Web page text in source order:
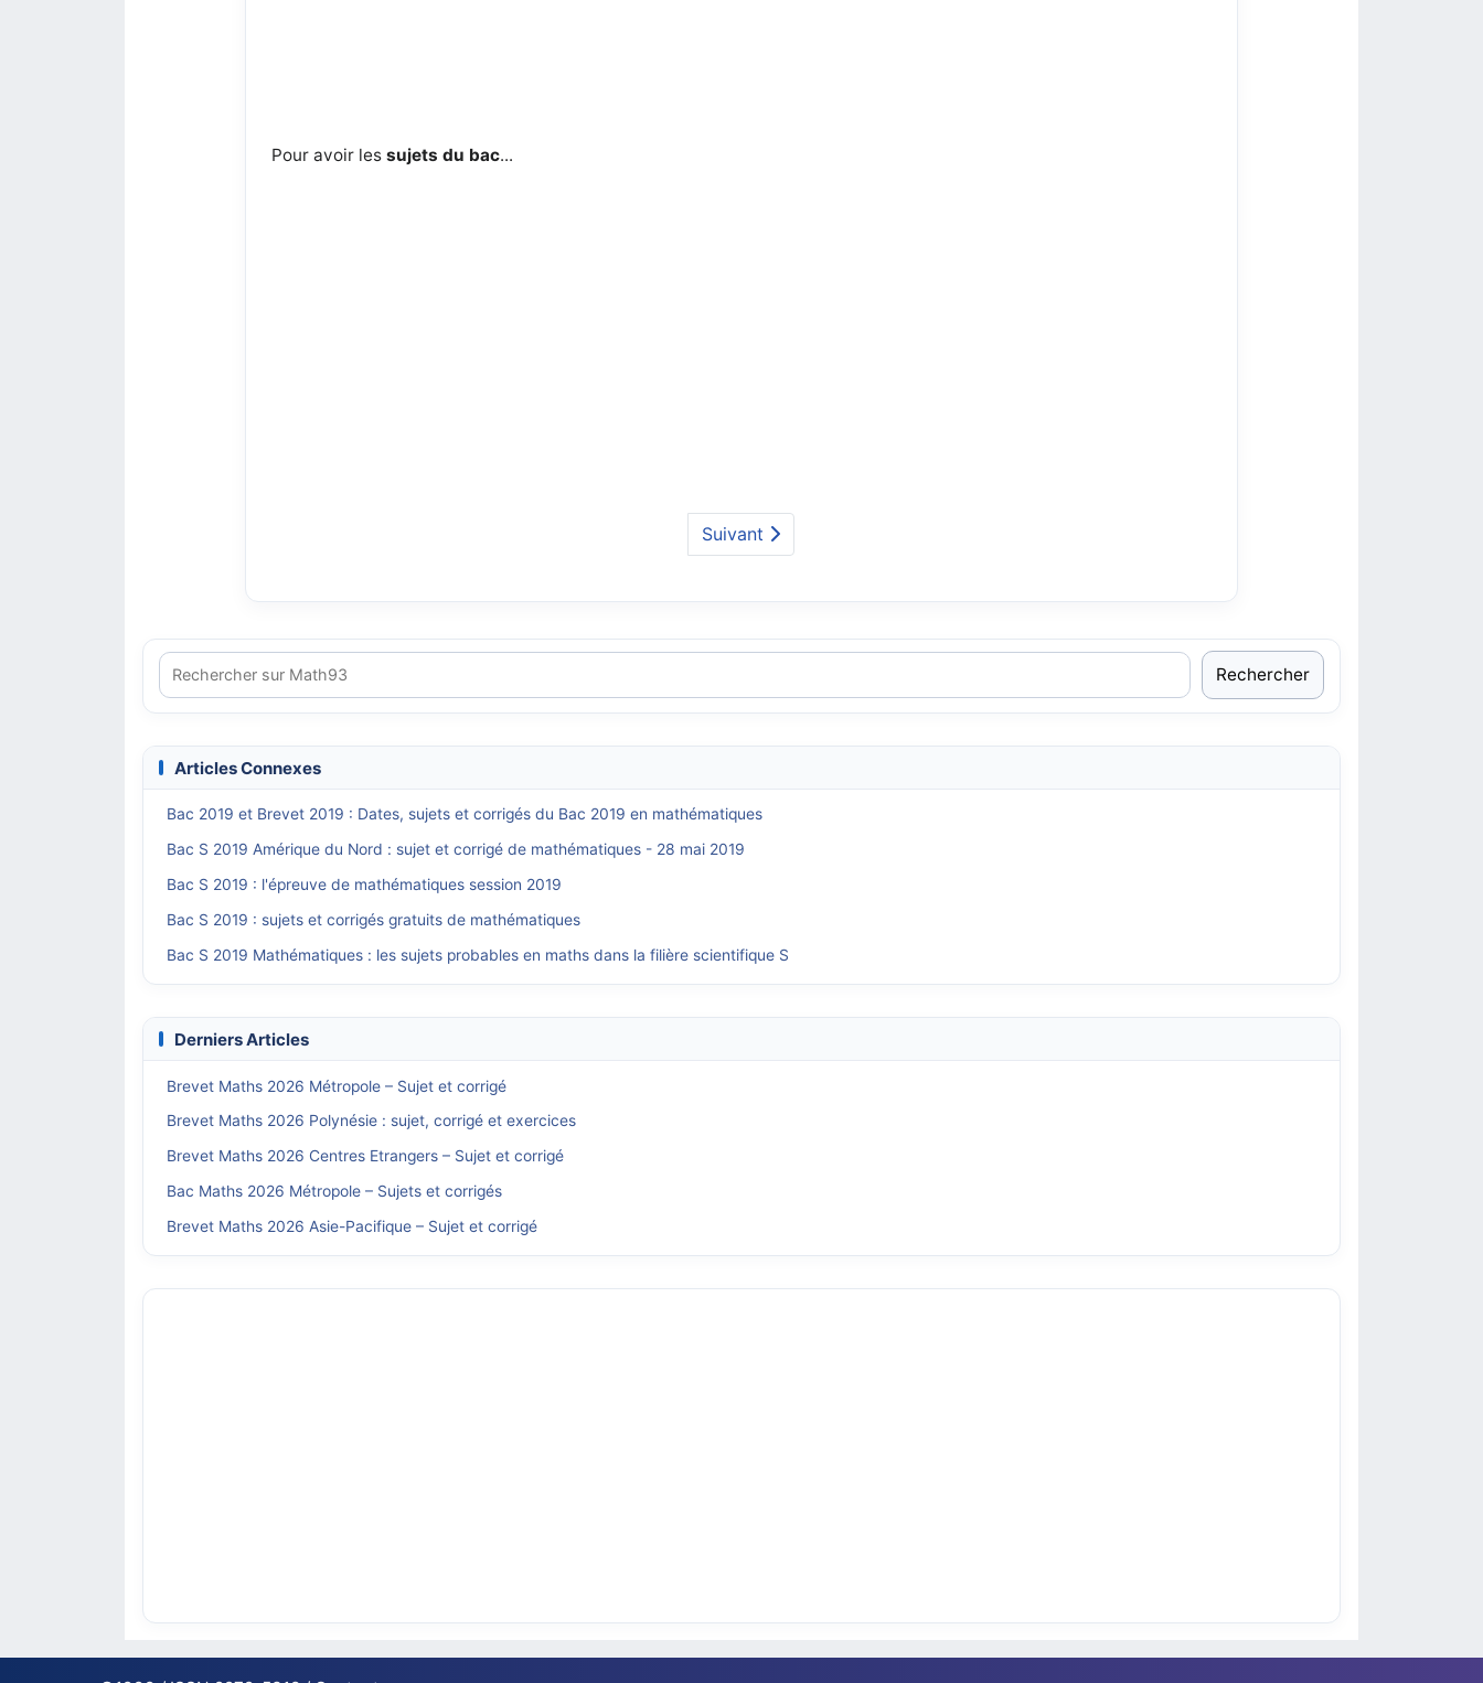
Pour avoir lessujets du bac...
Suivant
Rechercher
Articles Connexes
Bac 2019 et Brevet 2019 : Dates, sujets et corrigés du Bac 2019 en mathématiques
Bac S 2019 Amérique du Nord : sujet et corrigé de mathématiques - 28 mai 2019
Bac S 2019 : l'épreuve de mathématiques session 2019
Bac S 2019 : sujets et corrigés gratuits de mathématiques
Bac S 2019 Mathématiques : les sujets probables en maths dans la filière scientifique S
Derniers Articles
Brevet Maths 2026 Métropole – Sujet et corrigé
Brevet Maths 2026 Polynésie : sujet, corrigé et exercices
Brevet Maths 2026 Centres Etrangers – Sujet et corrigé
Bac Maths 2026 Métropole – Sujets et corrigés
Brevet Maths 2026 Asie-Pacifique – Sujet et corrigé